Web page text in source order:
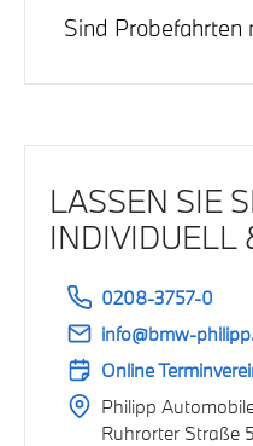
verrechnen auf Wunsch
Sind Probefahrten
Jetzt
LASSEN SIE
INDIVIDUELL
0208-3757-0
info@bmw-
Online
Philipp
Ruhrorter Straße